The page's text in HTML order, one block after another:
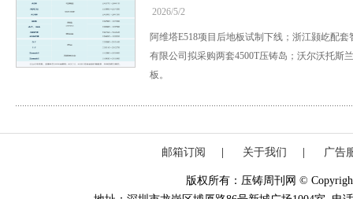
2026/5/2
阿维塔E518项目后地板试制下线；浙江颢屹配
有限公司拟采购两套4500T压铸岛；沃尔沃托斯
板。
邮箱订阅 关于我们 广告
版权所有：压铸周刊网 ©